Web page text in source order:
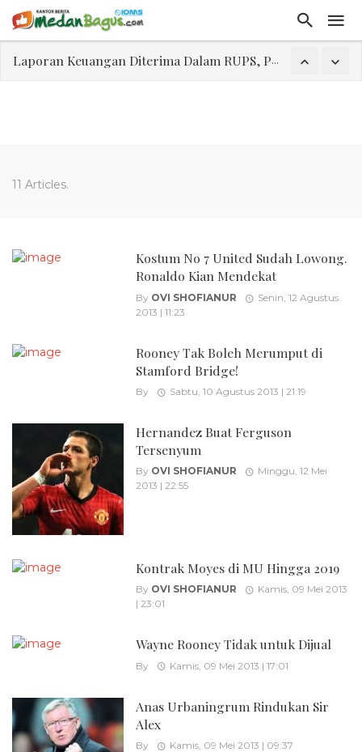
Laporan Keuangan Diterima Dalam RUPS, Pelaporan Hingga Penahanan Mantan Direktur PT GKS Dinilai Rancu
11 Articles.
Kostum No 7 United Sudah Lowong.
Ronaldo Kian Mendekat
By OVI SHOFIANUR
Senin, 12 Agustus
2013 | 11:23
Rooney Tak Boleh Merumput di
Stamford Bridge!
By Sabtu, 10 Agustus 2013 | 21:19
Hernandez Buat Ferguson
Tersenyum
By OVI SHOFIANUR
Minggu, 12 Mei
2013 | 22:55
Kontrak Moyes di MU Hingga 2019
By OVI SHOFIANUR
Kamis, 09 Mei 2013
| 23:01
Wayne Rooney Tidak untuk Dijual
By Kamis, 09 Mei 2013 | 17:01
Anas Urbaningrum Rindukan Sir
Alex
By Kamis, 09 Mei 2013 | 09:37